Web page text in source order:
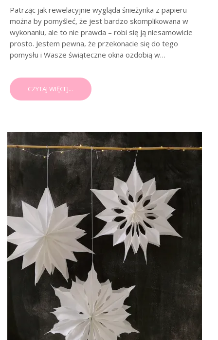
Patrząc jak rewelacyjnie wygląda śnieżynka z papieru
można by pomyśleć, że jest bardzo skomplikowana w
wykonaniu, ale to nie prawda – robi się ją niesamowicie
prosto. Jestem pewna, że przekonacie się do tego
pomysłu i Wasze świąteczne okna ozdobią w…
CZYTAJ WIĘCEJ...